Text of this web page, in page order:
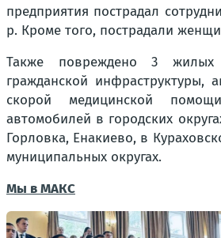
предприятия пострадал
р. Кроме того, пострадали
Также повреждено 3
гражданской инфраструктуры,
скорой медицинской
автомобилей в городских
Горловка, Енакиево, в
муниципальных округах.
Мы в МАКС